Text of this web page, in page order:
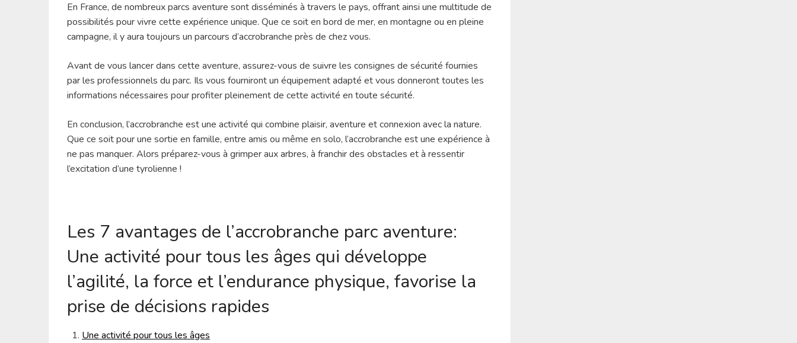
En France, de nombreux parcs aventure sont disséminés à travers le pays, offrant ainsi une multitude de
possibilités pour vivre cette expérience unique. Que ce soit en bord de mer, en montagne ou en pleine
campagne, il y aura toujours un parcours d’accrobranche près de chez vous.
Avant de vous lancer dans cette aventure, assurez-vous de suivre les consignes de sécurité fournies
par les professionnels du parc. Ils vous fourniront un équipement adapté et vous donneront toutes les
informations nécessaires pour profiter pleinement de cette activité en toute sécurité.
En conclusion, l’accrobranche est une activité qui combine plaisir, aventure et connexion avec la nature.
Que ce soit pour une sortie en famille, entre amis ou même en solo, l’accrobranche est une expérience à
ne pas manquer. Alors préparez-vous à grimper aux arbres, à franchir des obstacles et à ressentir
l’excitation d’une tyrolienne !
Les 7 avantages de l’accrobranche parc aventure:
Une activité pour tous les âges qui développe
l’agilité, la force et l’endurance physique, favorise la
prise de décisions rapides
Une activité pour tous les âges